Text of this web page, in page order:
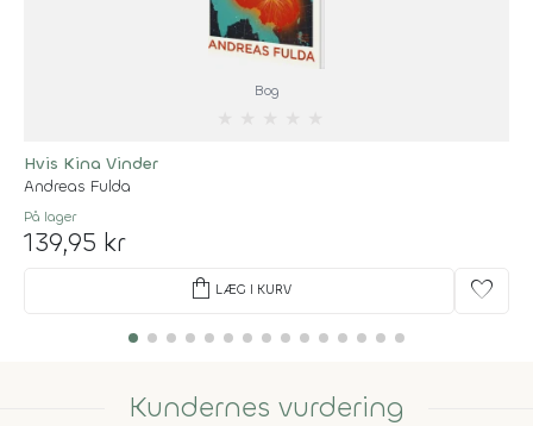
Bog
Hvis Kina Vinder
Andreas Fulda
På lager
139,95 kr
shopping_bag LÆG I KURV favorite
Kundernes vurdering